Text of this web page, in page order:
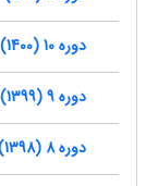
دوره 10 (1400)
دوره 9 (1399)
دوره 8 (1398)